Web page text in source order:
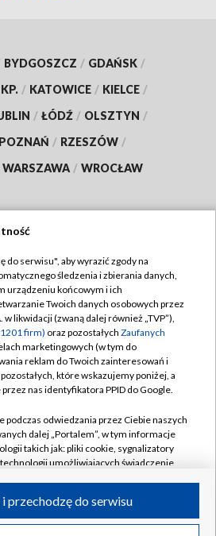
BYDGOSZCZ / GDAŃSK /
/ KATOWICE / KIELCE /
/ ŁÓDŹ / OLSZTYN /
POZNAŃ / RZESZÓW /
WARSZAWA / WROCŁAW
TVP
Regulamin TVP
prywatności
Moje zgody
Pomoc
Kontakt
Kanały
Polska S.A. w likwidacji
do serwisu", aby wyrazić zgody na
śledzenia i zbierania danych,
urządzeniu końcowym i ich
Twoich danych osobowych przez
w likwidacji (zwaną dalej również „TVP”),
firm) oraz pozostałych Zaufanych
marketingowych (w tym do
reklam do Twoich zainteresowań i
które wskazujemy poniżej, a
nas identyfikatora PPID do Google.
podczas odwiedzania przez Ciebie naszych
dalej „Portalem”, w tym informacje
takich jak: pliki cookie, sygnalizatory
umożliwiających świadczenie
przechodzę do serwisu